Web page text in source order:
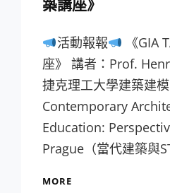
築講座》
活動報報
《GIA
座》 講者：Prof.
捷克理工大學建築建模
Contemporary
Education:
Prague（當代建築與
MORE